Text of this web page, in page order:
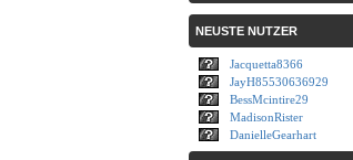
NEUSTE NUTZER
Jacquetta8366
JayH85530636929
BessMcintire29
MadisonRister
DanielleGearhart